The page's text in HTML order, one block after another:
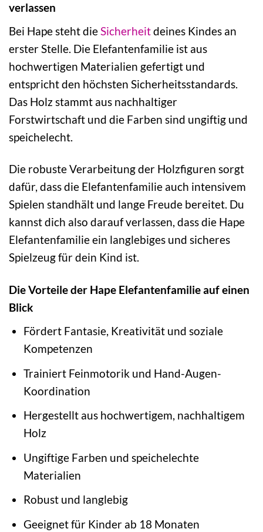
verlassen
Bei Hape steht die Sicherheitdeines Kindes an
erster Stelle. Die Elefantenfamilie ist aus
hochwertigen Materialien gefertigt und
entspricht den höchsten Sicherheitsstandards.
Das Holz stammt aus nachhaltiger
Forstwirtschaft und die Farben sind ungiftig und
speichelecht.
Die robuste Verarbeitung der Holzfiguren sorgt
dafür, dass die Elefantenfamilie auch intensivem
Spielen standhält und lange Freude bereitet. Du
kannst dich also darauf verlassen, dass die Hape
Elefantenfamilie ein langlebiges und sicheres
Spielzeug für dein Kind ist.
Die Vorteile der Hape Elefantenfamilie auf einen
Blick
Fördert Fantasie, Kreativität und soziale
Kompetenzen
Trainiert Feinmotorik und Hand-Augen-
Koordination
Hergestellt aus hochwertigem, nachhaltigem
Holz
Ungiftige Farben und speichelechte
Materialien
Robust und langlebig
Geeignet für Kinder ab 18 Monaten